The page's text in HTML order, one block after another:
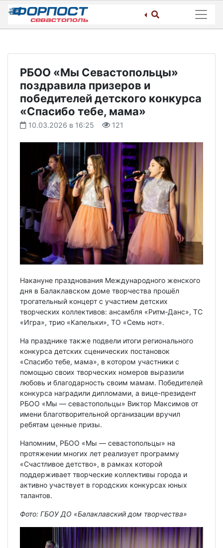
Skip
content
РБОО «Мы Севастопольцы»
поздравила призеров и
победителей детского конкурса
«Спасибо тебе, мама»
10.03.2026 в 16:25 121
Накануне празднования Международного женского
дня в Балаклавском доме творчества прошёл
трогательный концерт с участием детских
творческих коллективов: ансамбля «Ритм‑Данс», ТС
«Игра», трио «Капельки», ТО «Семь нот».
На празднике также подвели итоги регионального
конкурса детских сценических постановок
«Спасибо тебе, мама», в котором участники с
помощью своих творческих номеров выразили
любовь и благодарность своим мамам. Победителей
конкурса наградили дипломами, а вице-президент
РБОО «Мы — севастопольцы» Виктор Максимов от
имени благотворительной организации вручил
ребятам ценные призы.
Напомним, РБОО «Мы — севастопольцы» на
протяжении многих лет реализует программу
«Счастливое детство», в рамках которой
поддерживает творческие коллективы города и
активно участвует в городских конкурсах юных
талантов.
Фото: ГБОУ ДО «Балаклавский дом творчества»